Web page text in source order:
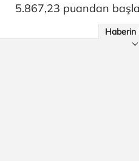
5.867,23 puandan
Haberin